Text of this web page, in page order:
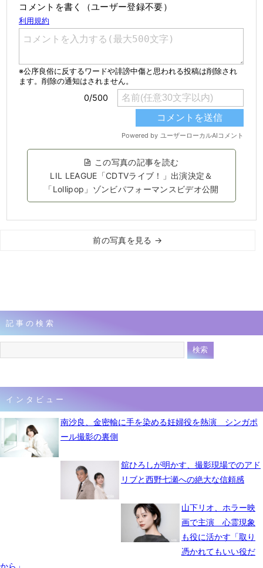
コメントを書く（ユーザー登録不要）
この写真の記事を読む
LIL LEAGUE「CDTVライブ！」出演決定＆
「Lollipop」ゾンビパフォーマンスビデオ公開
前の写真を見る →
記事の検索
インタビュー
南沙良、金密輸に手を染める妊婦役を熱演 シンガポ
ール撮影の裏側
舘ひろしが明かす、撮影現場でのアド
リブと西野七瀬への絶大な信頼感
山下リオ、ホラー映
画で主演 心霊現象
も役に活かす「取り
憑かれてもいい役だ
から」